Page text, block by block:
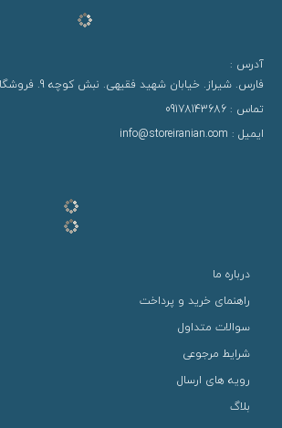
آدرس :
فارس. شیراز. خیابان شهید فقیهی. نبش کوچه 9. فروشگاه استور ایرانیان
تماس : 09178143686
ایمیل : info@storeiranian.com
درباره ما
راهنمای خرید و پرداخت
سوالات متداول
شرایط مرجوعی
رویه های ارسال
بلاگ